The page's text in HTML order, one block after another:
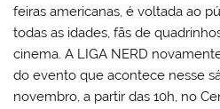
feiras americanas, é voltada ao
todas as idades, fãs de
cinema. A LIGA NERD
do evento que acontece nesse
novembro, a partir das 10h, no